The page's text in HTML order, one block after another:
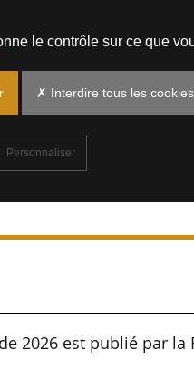
» 2026
2026 est publié par la
le contrôle sur ce que
✗ Interdire tous les cookies
Personnaliser